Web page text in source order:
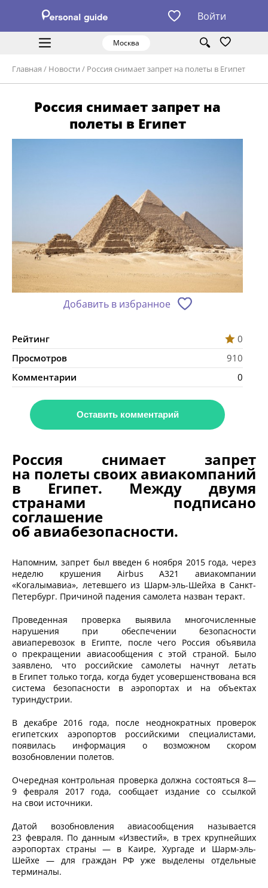
Войти
Москва
Главная / Новости / Россия снимает запрет на полеты в Египет
Россия снимает запрет на
полеты в Египет
Добавить в избранное
Рейтинг
0
Просмотров
910
Комментарии
0
Оставить комментарий
Россия снимает запрет
на полеты своих авиакомпаний
в Египет. Между двумя
странами подписано
соглашение
об авиабезопасности.
Напомним, запрет был введен 6 ноября 2015 года, через
неделю крушения Airbus A321 авиакомпании
«Когалымавиа», летевшего из Шарм-эль-Шейха в Санкт-
Петербург. Причиной падения самолета назван теракт.
Проведенная проверка выявила многочисленные
нарушения при обеспечении безопасности
авиаперевозок в Египте, после чего Россия объявила
о прекращении авиасообщения с этой страной. Было
заявлено, что российские самолеты начнут летать
в Египет только тогда, когда будет усовершенствована вся
система безопасности в аэропортах и на объектах
туриндустрии.
В декабре 2016 года, после неоднократных проверок
египетских аэропортов российскими специалистами,
появилась информация о возможном скором
возобновлении полетов.
Очередная контрольная проверка должна состояться 8—
9 февраля 2017 года, сообщает издание со ссылкой
на свои источники.
Датой возобновления авиасообщения называется
23 февраля. По данным «Известий», в трех крупнейших
аэропортах страны — в Каире, Хургаде и Шарм-эль-
Шейхе — для граждан РФ уже выделены отдельные
терминалы.